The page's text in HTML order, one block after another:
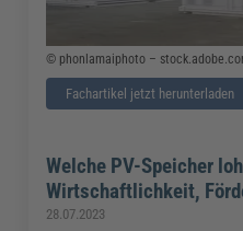
© phonlamaiphoto –
Fachartikel jetzt herunterladen
Welche PV-Speicher
Wirtschaftlichkeit,
28.07.2023